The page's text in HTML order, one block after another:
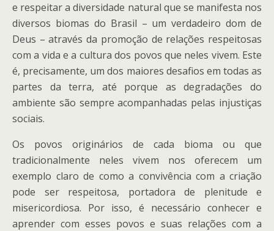
e respeitar a diversidade natural que se manifesta nos
diversos biomas do Brasil – um verdadeiro dom de
Deus – através da promoção de relações respeitosas
com a vida e a cultura dos povos que neles vivem. Este
é, precisamente, um dos maiores desafios em todas as
partes da terra, até porque as degradações do
ambiente são sempre acompanhadas pelas injustiças
sociais.
Os povos originários de cada bioma ou que
tradicionalmente neles vivem nos oferecem um
exemplo claro de como a convivência com a criação
pode ser respeitosa, portadora de plenitude e
misericordiosa. Por isso, é necessário conhecer e
aprender com esses povos e suas relações com a